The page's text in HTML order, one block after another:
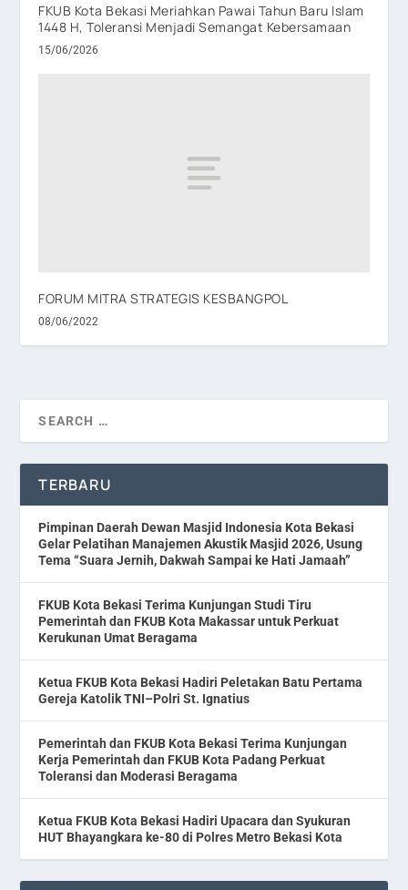
FKUB Kota Bekasi Meriahkan Pawai Tahun Baru Islam
1448 H, Toleransi Menjadi Semangat Kebersamaan
15/06/2026
FORUM MITRA STRATEGIS KESBANGPOL
08/06/2022
TERBARU
Pimpinan Daerah Dewan Masjid Indonesia Kota Bekasi
Gelar Pelatihan Manajemen Akustik Masjid 2026, Usung
Tema “Suara Jernih, Dakwah Sampai ke Hati Jamaah”
FKUB Kota Bekasi Terima Kunjungan Studi Tiru
Pemerintah dan FKUB Kota Makassar untuk Perkuat
Kerukunan Umat Beragama
Ketua FKUB Kota Bekasi Hadiri Peletakan Batu Pertama
Gereja Katolik TNI–Polri St. Ignatius
Pemerintah dan FKUB Kota Bekasi Terima Kunjungan
Kerja Pemerintah dan FKUB Kota Padang Perkuat
Toleransi dan Moderasi Beragama
Ketua FKUB Kota Bekasi Hadiri Upacara dan Syukuran
HUT Bhayangkara ke-80 di Polres Metro Bekasi Kota